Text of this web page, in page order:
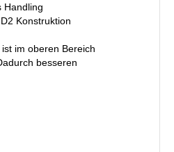
Handling
Konstruktion
im oberen Bereich
besseren